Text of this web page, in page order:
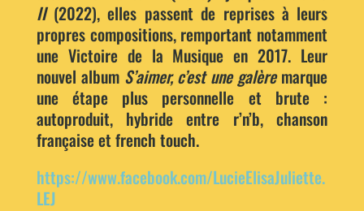
II(2022), elles passent de reprises à leurs
propres compositions, remportant notamment
une Victoire de la Musique en 2017. Leur
nouvel album S’aimer, c’est une galèremarque
une étape plus personnelle et brute :
autoproduit, hybride entre r’n’b, chanson
française et french touch.
https://www.facebook.com/LucieElisaJuliette.
LEJ